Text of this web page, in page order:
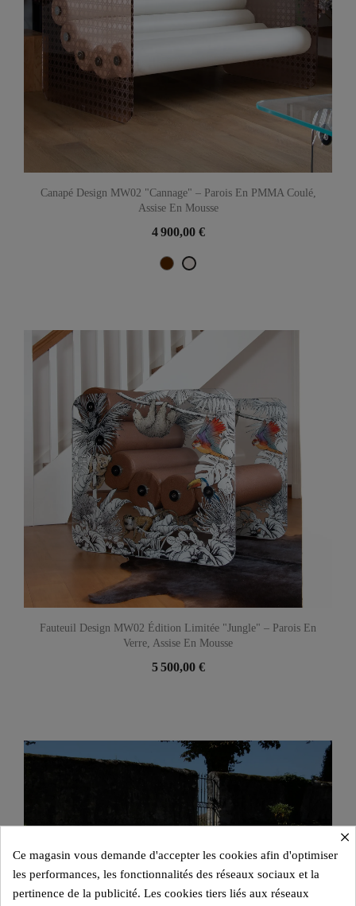
Canapé Design MW02 "Cannage" – Parois En PMMA Coulé,
Assise En Mousse
4 900,00 €
MarronPerle
Fauteuil Design MW02 Édition Limitée "Jungle" – Parois En
Verre, Assise En Mousse
5 500,00 €
×
Ce magasin vous demande d'accepter les cookies afin d'optimiser
les performances, les fonctionnalités des réseaux sociaux et la
pertinence de la publicité. Les cookies tiers liés aux réseaux